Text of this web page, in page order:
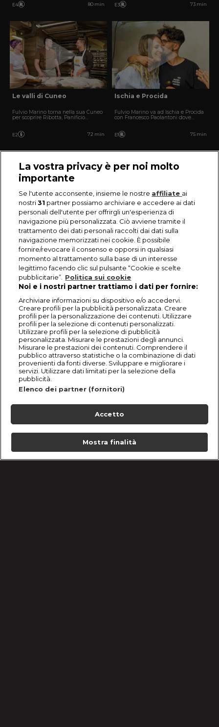
Meraviglie della Costa dei Trabocchi.
E4 80 min E3 73 min
Le valli di Cuneo
Fulvio Marino torna nella sua Cuneo
per scoprire Ribotta, Panificio
E2 72 min
Ischia e Procida
Fulvio Marino va ad Ischia e Procida
con Francesco Paolantoni dove
puntata?
E1 75 min
La vostra privacy è per noi molto
importante
Se l'utente acconsente, insieme le nostre affiliate ai
nostri31 partner possiamo archiviare e accedere ai dati
personali dell'utente per offrirgli un'esperienza di
navigazione più personalizzata. Ciò avviene tramite il
trattamento dei dati personali raccolti dai dati sulla
navigazione memorizzati nei cookie. È possibile
fornire/revocare il consenso e opporsi in qualsiasi
momento al trattamento sulla base di un interesse
legittimo facendo clic sul pulsante “Cookie e scelte
pubblicitarie”. Politica sui cookie
Noi e i nostri partner trattiamo i dati per fornire:
Archiviare informazioni su dispositivo e/o accedervi.
Creare profili per la pubblicità personalizzata. Creare
profili per la personalizzazione dei contenuti. Utilizzare
profili per la selezione di contenuti personalizzati.
Utilizzare profili per la selezione di pubblicità
personalizzata. Misurare le prestazioni degli annunci.
Misurare le prestazioni dei contenuti. Comprendere il
pubblico attraverso statistiche o la combinazione di dati
provenienti da fonti diverse. Sviluppare e migliorare i
servizi. Utilizzare dati limitati per la selezione della
pubblicità.
Elenco dei partner (fornitori)
Accetto
Mostra finalità